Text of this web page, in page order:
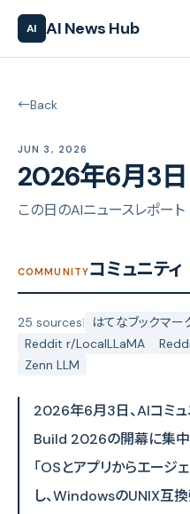
AI AI News Hub
←Back
JUN 3, 2026
2026年6月3日
この日のAIニュースレポート
COMMUNITYコミュニティ
25 sources| はてなブックマー
Reddit r/LocalLLaMA
Zenn LLM
2026年6月3日、AIコミ
Build 2026の開幕に集
「OSとアプリからエージ
し、WindowsのUNIX互